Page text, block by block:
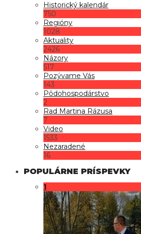
Historický kalendár
750
Regióny
1028
Aktuality
2426
Názory
517
Pozývame Vás
143
Pôdohospodárstvo
2
Rad Martina Rázusa
7
Video
1533
Nezaradené
16
POPULÁRNE PRÍSPEVKY
1